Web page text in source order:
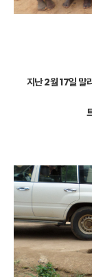
지난 2월 17일 말